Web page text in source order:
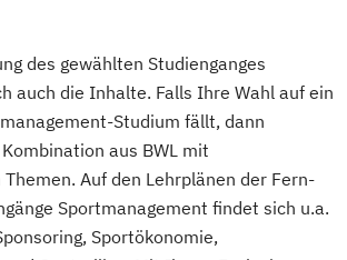
Management
- Ergotherapie
- Logopädie
- Physiotherapie
Design UX-Design
des gewählten Studienganges
auch die Inhalte. Falls Ihre Wahl auf ein
Studium fällt, dann
aus BWL mit
Auf den Lehrplänen der Fern-
Sportmanagement findet sich u.a.
Sportökonomie,